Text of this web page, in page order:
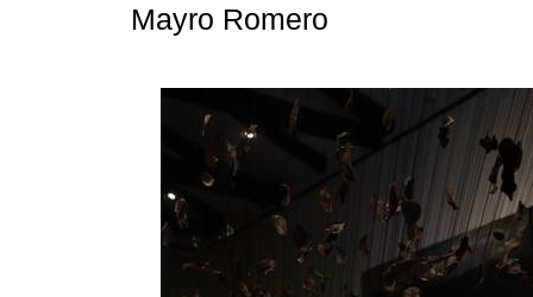
Mayro Romero